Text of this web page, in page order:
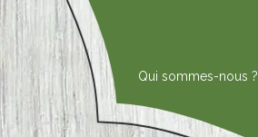
Aller
contenu
Qui sommes-nous ?